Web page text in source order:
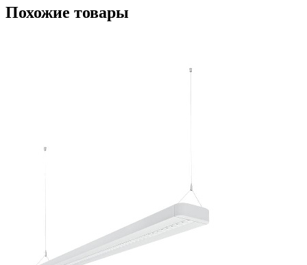
Похожие товары